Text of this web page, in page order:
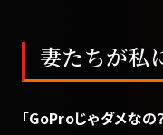
妻たちが私
「GoProじゃダメなの